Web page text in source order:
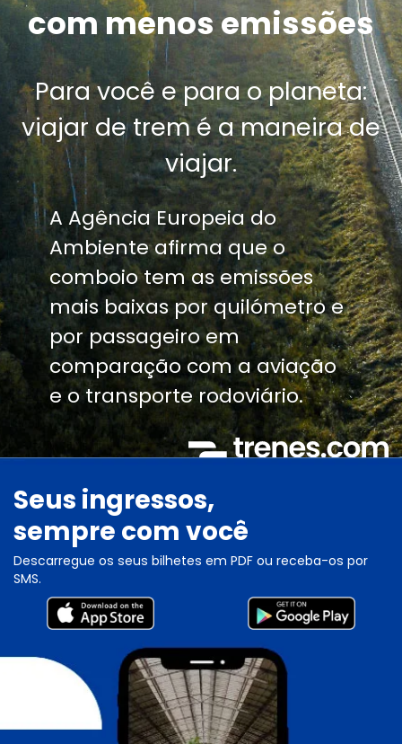
com menos emissões
Para você e para o planeta:
viajar de trem é a maneira de
viajar.
A Agência Europeia do
Ambiente afirma que o
comboio tem as emissões
mais baixas por quilómetro e
por passageiro em
comparação com a aviação
e o transporte rodoviário.
Seus ingressos,
sempre com você
Descarregue os seus bilhetes em PDF ou receba-os por
SMS.